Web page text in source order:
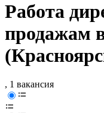
Работа
продажам
, 1 вакансия